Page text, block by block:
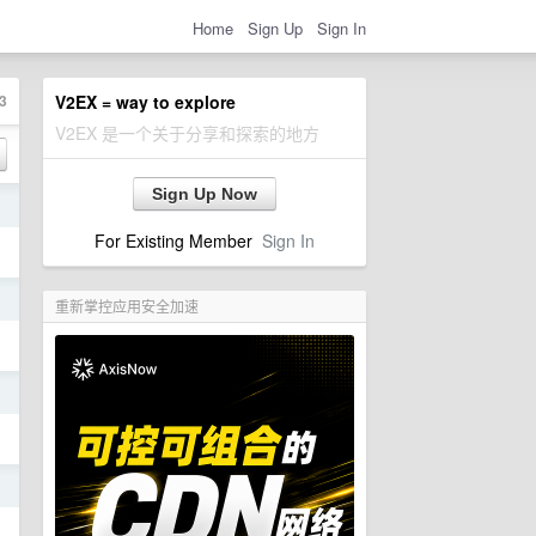
Home Sign Up Sign In
V2EX = way to explore
V2EX 是一个关于分享和探索的地方
Sign Up Now
For Existing Member Sign In
重新掌控应用安全加速